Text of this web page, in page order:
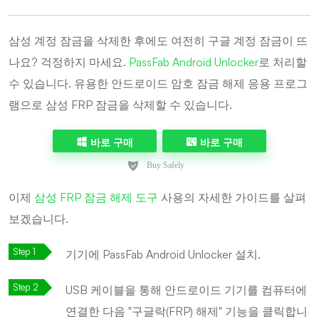
삼성 계정 잠금을 삭제한 후에도 여전히 구글 계정 잠금이 뜨
나요? 걱정하지 마세요. PassFab Android Unlocker로 처리할
수 있습니다. 유용한 안드로이드 암호 잠금 해제 응용 프로그
램으로 삼성 FRP 잠금을 삭제할 수 있습니다.
바로 구매 바로 구매
이제 삼성 FRP 잠금 해제 도구 사용의 자세한 가이드를 살펴
보겠습니다.
기기에 PassFab Android Unlocker 설치.
USB 케이블을 통해 안드로이드 기기를 컴퓨터에
연결한 다음 "구글락(FRP) 해제" 기능을 클릭합니